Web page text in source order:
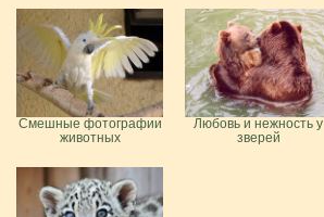
Смешные фотографии
животных
Любовь и нежность у
зверей